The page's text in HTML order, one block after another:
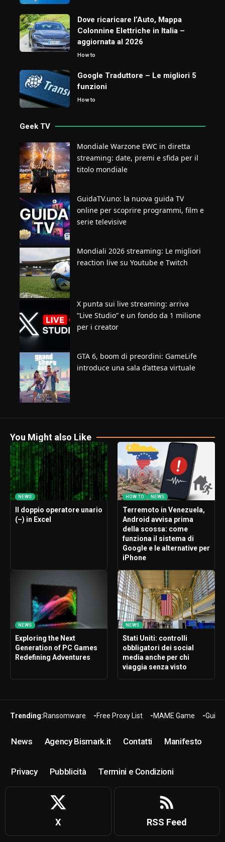
Dove ricaricare l’Auto, Mappa
Colonnine Elettriche in Italia –
aggiornata al 2026
How to
Google Traduttore – Le migliori 5
funzioni
How to
Geek TV
Mondiale Warzone EWC in diretta
streaming: date, premi e sfida per il
titolo mondiale
GuidaTV.uno: la nuova guida TV
online per scoprire programmi, film e
serie televisive
Mondiali 2026 streaming: Le migliori
reaction live su Youtube e Twitch
X punta sui live streaming: arriva
“Live Studio” e un fondo da 1 milione
per i creator
GTA 6, boom di preordini: GameLife
introduce una sala d’attesa virtuale
You Might also Like
NEWS
Il doppio operatore unario
(–) in Excel
HOW TO NEWS
Terremoto in Venezuela,
Android avvisa prima
della scossa: come
funziona il sistema di
Google e le alternative per
iPhone
NEWS
Exploring the Next
Generation of PC Games
Redefining Adventures
NEWS
Stati Uniti: controlli
obbligatori dei social
media anche per chi
viaggia senza visto
Trending:Ransomware Free Proxy List MAME Game Guide
News Agency Bismark.it Contatti Manifesto
Privacy Pubblicità Termini e Condizioni
X RSS Feed